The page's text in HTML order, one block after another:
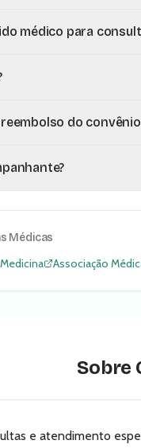
médico para
do
Médicas
Associação
Sobre
e atendimento